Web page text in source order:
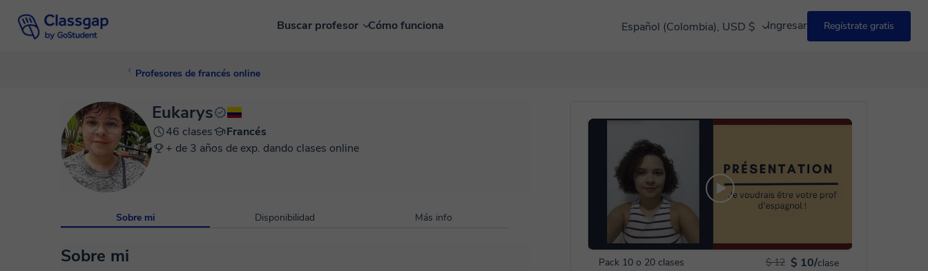
Buscar profesor Cómo funciona Español (Colombia), USD $ Ingresar Regístrate gratis
Profesores de francés online
Pack 10 o 20 clases $ 10/clase
$ 12
Eukarys
46 clases
Francés
+ de 3 años de exp. dando clases online
Sobre mi Disponibilidad Más info
Sobre mi